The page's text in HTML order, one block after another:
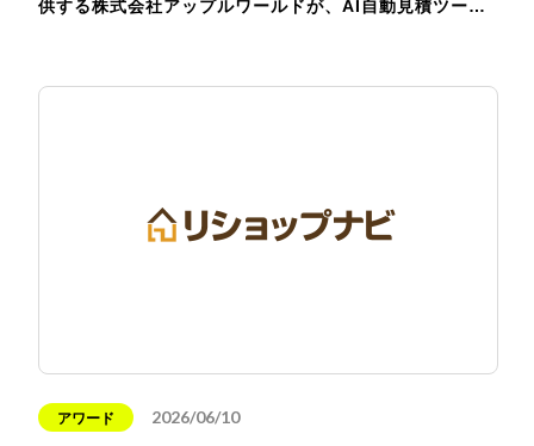
供する株式会社アップルワールドが、AI自動見積ツー…
アワード 2026/06/10